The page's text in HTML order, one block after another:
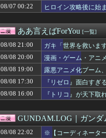
「ドラゴンボール」の孫悟飯とい
【エロ漫画】TSエロ漫画主人公「
【衝撃】ドラクエ6をとんでもな
08/07 00:22
ヒロイン攻略後に始
ああ言えばForYou [一覧]
08/08 21:00
ガキ「世界を救いま
08/08 20:00
漫画・ゲーム・アニ
08/08 19:00
露悪アニメ化ブーム
08/08 17:30
『リゼロ』面白すぎ
08/08 16:00
『トリコ』が天下取
GUNDAM.LOG｜ガンダ
08/08 22:02
※【コーディネータ